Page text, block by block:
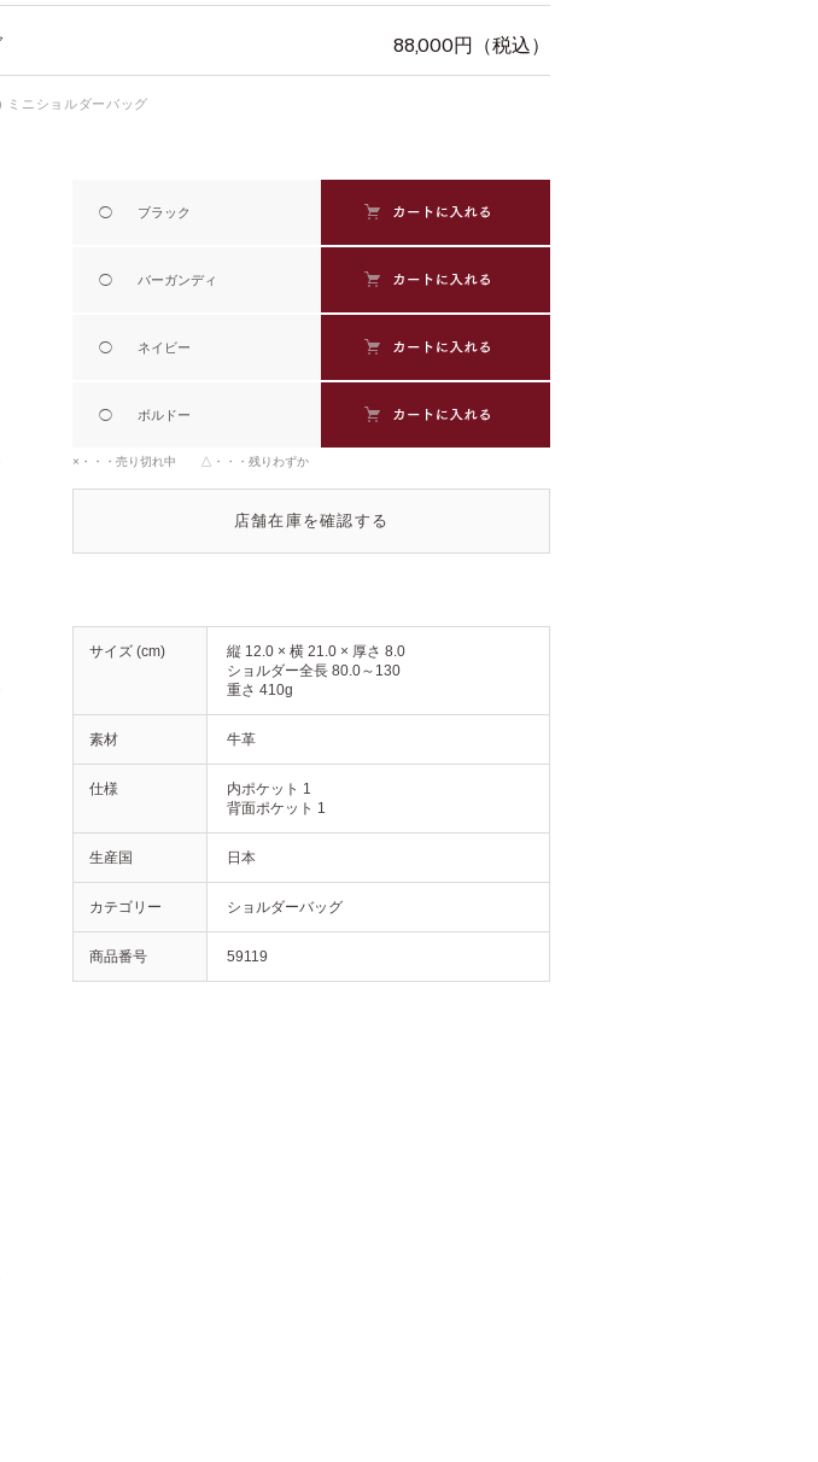
88,000円（税込）
ニショルダーバッグ
◯ ブラック
◯ バーガンディ
◯ ネイビー
◯ ボルドー
×・・・売り切れ中 △・・・残りわずか
店舗在庫を確認する
サイズ (cm)
縦 12.0 × 横 21.0 × 厚さ 8.0
ショルダー全長 80.0～130
重さ 410g
素材 牛革
仕様
内ポケット 1
背面ポケット 1
生産国 日本
カテゴリー ショルダーバッグ
商品番号 59119